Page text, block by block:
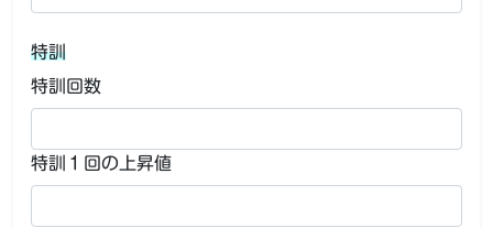
特訓
特訓回数
特訓１回の上昇値